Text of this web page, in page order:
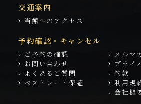
交通案内
当館へのアクセス
予約確認・キャンセル
ご予約の確認
メルマ
お問い合わせ
プライ
よくあるご質問
約款
ベストレート保証
利用規
会社概